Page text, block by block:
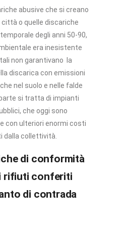
abusive che si creano
o quelle discariche
degli anni 50-90,
era inesistente
non garantivano
la
discarica con emissioni
nel suolo e nelle falde
si tratta di impianti
che oggi sono
con ulteriori enormi costi
dalla collettività.
di conformità
rifiuti conferiti
di contrada